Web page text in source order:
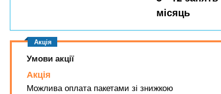
t
з
а
місяць
Умови акції
Акція
Можлива оплата пакетами зі знижкою